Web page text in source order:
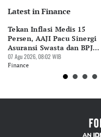
Editor
Editor
Pingit Aria
Latest in Finance
Tekan Inflasi Medis 15
Persen, AAJI Pacu Sinergi
Asuransi Swasta dan BPJS
Kesehatan
07 Agu 2026, 08:02 WIB
Finance